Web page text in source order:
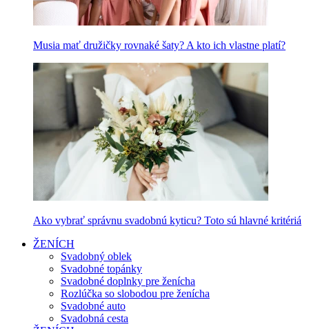
Musia mať družičky rovnaké šaty? A kto ich vlastne platí?
Ako vybrať správnu svadobnú kyticu? Toto sú hlavné kritériá
ŽENÍCH
Svadobný oblek
Svadobné topánky
Svadobné doplnky pre ženícha
Rozlúčka so slobodou pre ženícha
Svadobné auto
Svadobná cesta